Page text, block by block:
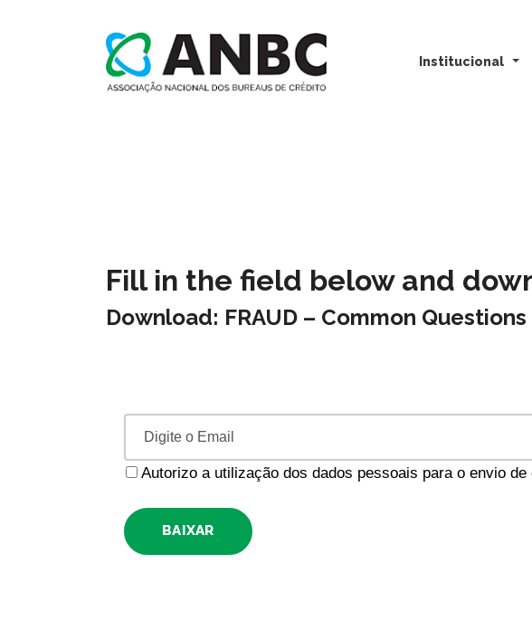
Institucional
Fill in the field below and
Download: FRAUD – Common
Autorizo a utilização dos dados pessoais para o envio de
BAIXAR